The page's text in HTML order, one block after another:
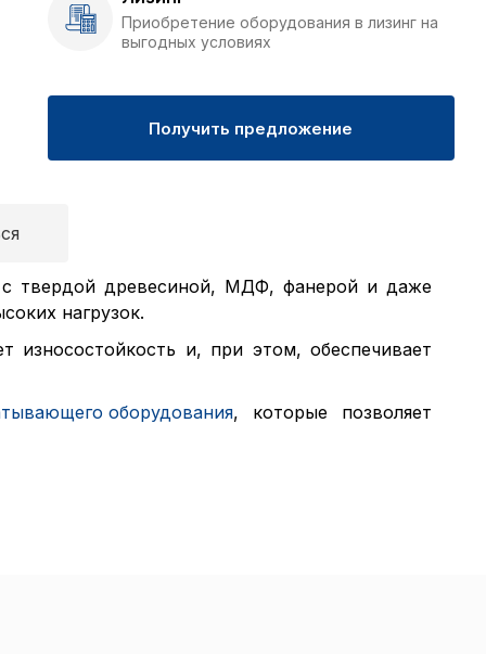
Приобретение оборудования в лизинг на
выгодных условиях
Получить предложение
с твердой древесиной, МДФ, фанерой и даже
нагрузок.
износостойкость и, при этом, обеспечивает
оборудования, которые позволяет